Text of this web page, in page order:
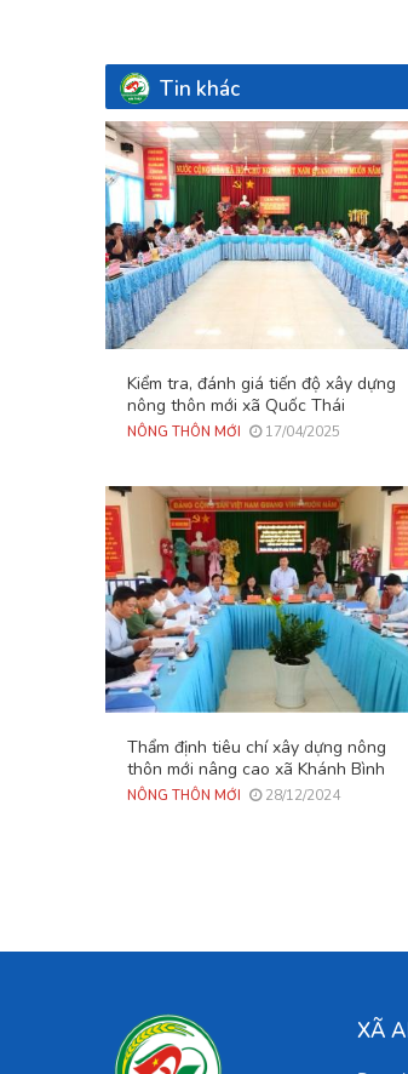
Tin khác
Kiểm tra, đánh giá tiến độ xây dựng
nông thôn mới xã Quốc Thái
NÔNG THÔN MỚI 17/04/2025
Thẩm định tiêu chí xây dựng nông
thôn mới nâng cao xã Khánh Bình
NÔNG THÔN MỚI 28/12/2024
XÃ